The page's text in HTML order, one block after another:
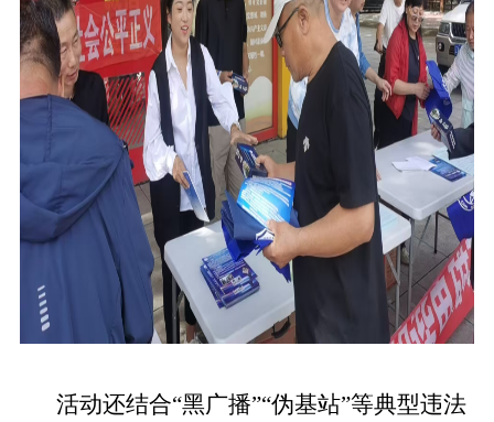
活动还结合“黑广播”“伪基站”等典型违法